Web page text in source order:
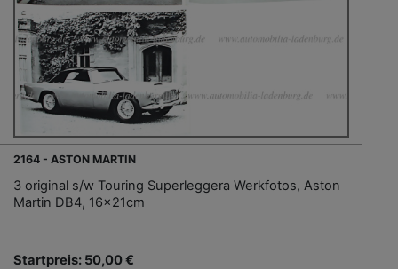
2164 - ASTON MARTIN
3 original s/w Touring Superleggera Werkfotos, Aston
Martin DB4, 16x21cm
Startpreis: 50,00 €